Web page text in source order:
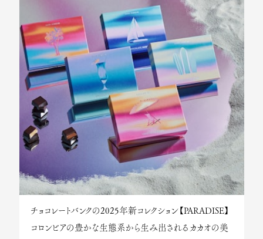
文化
人
FACTORY
FOUNDATION
JOURNAL
Company
Contact
Site Policy
Privacy Policy
MAISON CACAO
カカオハナレ
Shingo Ishihara
Facebook
Twitter
YouTube
チョコレートバンクの2025年新コレクション【PARADISE】
コロンビアの豊かな生態系から生み出されるカカオの美